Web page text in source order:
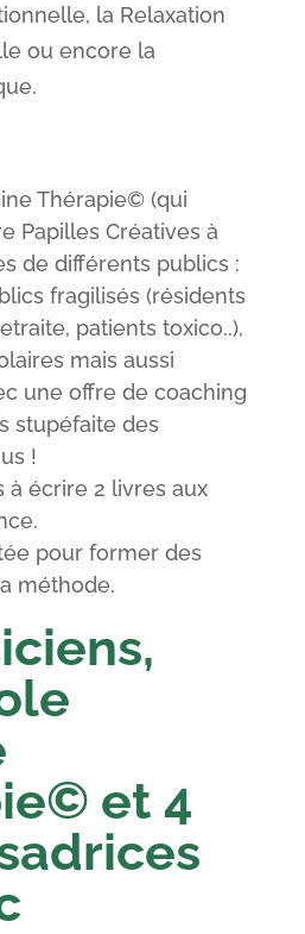
la Relaxation
ou encore la
Thérapie© (qui
Papilles Créatives à
de différents publics :
fragilisés (résidents
patients toxico..),
mais aussi
une offre de coaching
stupéfaite des
!
à écrire 2 livres aux
pour former des
méthode.
et 4